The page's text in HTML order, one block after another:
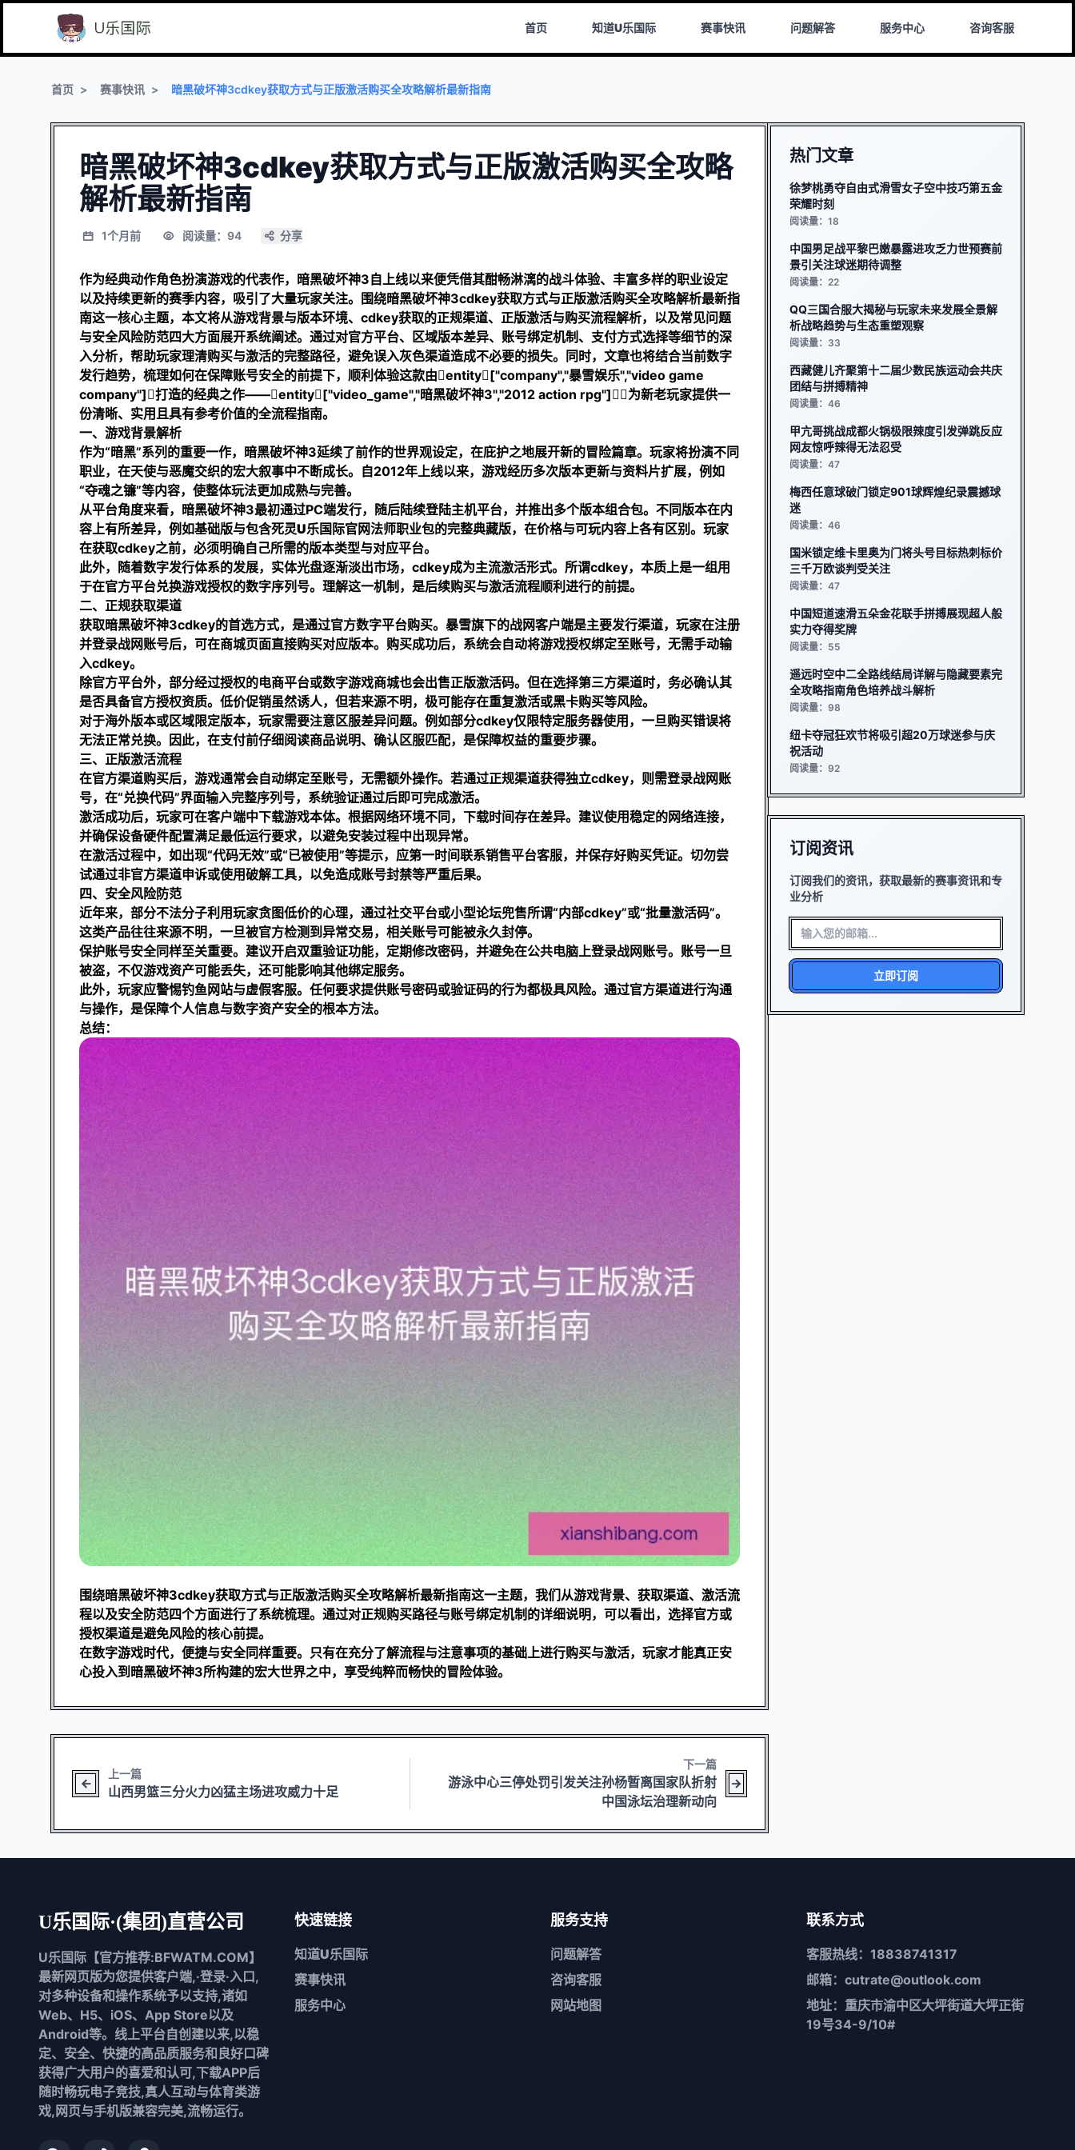
首页 知道U乐国际 赛事快讯 问题解答 服务中心 咨询客服
首页 赛事快讯 暗黑破坏神3cdkey获取方式与正版激活购买全攻略解析最新指南
暗黑破坏神3cdkey获取方式与正版激活购买全攻略
解析最新指南
1个月前 阅读量：94 分享
作为经典动作角色扮演游戏的代表作，暗黑破坏神3自上线以来便凭借其酣畅淋漓的战斗体验、丰富多样的职业设定
以及持续更新的赛季内容，吸引了大量玩家关注。围绕暗黑破坏神3cdkey获取方式与正版激活购买全攻略解析最新指
南这一核心主题，本文将从游戏背景与版本环境、cdkey获取的正规渠道、正版激活与购买流程解析，以及常见问题
与安全风险防范四大方面展开系统阐述。通过对官方平台、区域版本差异、账号绑定机制、支付方式选择等细节的深
入分析，帮助玩家理清购买与激活的完整路径，避免误入灰色渠道造成不必要的损失。同时，文章也将结合当前数字
发行趋势，梳理如何在保障账号安全的前提下，顺利体验这款由entity["company","暴雪娱乐","video game
company"]打造的经典之作——entity["video_game","暗黑破坏神3","2012 action rpg"]，为新老玩家提供一
份清晰、实用且具有参考价值的全流程指南。
一、游戏背景解析
作为“暗黑”系列的重要一作，暗黑破坏神3延续了前作的世界观设定，在庇护之地展开新的冒险篇章。玩家将扮演不同
职业，在天使与恶魔交织的宏大叙事中不断成长。自2012年上线以来，游戏经历多次版本更新与资料片扩展，例如
“夺魂之镰”等内容，使整体玩法更加成熟与完善。
从平台角度来看，暗黑破坏神3最初通过PC端发行，随后陆续登陆主机平台，并推出多个版本组合包。不同版本在内
容上有所差异，例如基础版与包含死灵U乐国际官网法师职业包的完整典藏版，在价格与可玩内容上各有区别。玩家
在获取cdkey之前，必须明确自己所需的版本类型与对应平台。
此外，随着数字发行体系的发展，实体光盘逐渐淡出市场，cdkey成为主流激活形式。所谓cdkey，本质上是一组用
于在官方平台兑换游戏授权的数字序列号。理解这一机制，是后续购买与激活流程顺利进行的前提。
二、正规获取渠道
获取暗黑破坏神3cdkey的首选方式，是通过官方数字平台购买。暴雪旗下的战网客户端是主要发行渠道，玩家在注册
并登录战网账号后，可在商城页面直接购买对应版本。购买成功后，系统会自动将游戏授权绑定至账号，无需手动输
入cdkey。
除官方平台外，部分经过授权的电商平台或数字游戏商城也会出售正版激活码。但在选择第三方渠道时，务必确认其
是否具备官方授权资质。低价促销虽然诱人，但若来源不明，极可能存在重复激活或黑卡购买等风险。
对于海外版本或区域限定版本，玩家需要注意区服差异问题。例如部分cdkey仅限特定服务器使用，一旦购买错误将
无法正常兑换。因此，在支付前仔细阅读商品说明、确认区服匹配，是保障权益的重要步骤。
三、正版激活流程
在官方渠道购买后，游戏通常会自动绑定至账号，无需额外操作。若通过正规渠道获得独立cdkey，则需登录战网账
号，在“兑换代码”界面输入完整序列号，系统验证通过后即可完成激活。
激活成功后，玩家可在客户端中下载游戏本体。根据网络环境不同，下载时间存在差异。建议使用稳定的网络连接，
并确保设备硬件配置满足最低运行要求，以避免安装过程中出现异常。
在激活过程中，如出现“代码无效”或“已被使用”等提示，应第一时间联系销售平台客服，并保存好购买凭证。切勿尝
试通过非官方渠道申诉或使用破解工具，以免造成账号封禁等严重后果。
四、安全风险防范
近年来，部分不法分子利用玩家贪图低价的心理，通过社交平台或小型论坛兜售所谓“内部cdkey”或“批量激活码”。
这类产品往往来源不明，一旦被官方检测到异常交易，相关账号可能被永久封停。
保护账号安全同样至关重要。建议开启双重验证功能，定期修改密码，并避免在公共电脑上登录战网账号。账号一旦
被盗，不仅游戏资产可能丢失，还可能影响其他绑定服务。
此外，玩家应警惕钓鱼网站与虚假客服。任何要求提供账号密码或验证码的行为都极具风险。通过官方渠道进行沟通
与操作，是保障个人信息与数字资产安全的根本方法。
总结：
围绕暗黑破坏神3cdkey获取方式与正版激活购买全攻略解析最新指南这一主题，我们从游戏背景、获取渠道、激活流
程以及安全防范四个方面进行了系统梳理。通过对正规购买路径与账号绑定机制的详细说明，可以看出，选择官方或
授权渠道是避免风险的核心前提。
在数字游戏时代，便捷与安全同样重要。只有在充分了解流程与注意事项的基础上进行购买与激活，玩家才能真正安
心投入到暗黑破坏神3所构建的宏大世界之中，享受纯粹而畅快的冒险体验。
上一篇
山西男篮三分火力凶猛主场进攻威力十足
下一篇
游泳中心三停处罚引发关注孙杨暂离国家队折射
中国泳坛治理新动向
热门文章
徐梦桃勇夺自由式滑雪女子空中技巧第五金
荣耀时刻
阅读量：18
中国男足战平黎巴嫩暴露进攻乏力世预赛前
景引关注球迷期待调整
阅读量：22
QQ三国合服大揭秘与玩家未来发展全景解
析战略趋势与生态重塑观察
阅读量：33
西藏健儿齐聚第十二届少数民族运动会共庆
团结与拼搏精神
阅读量：46
甲亢哥挑战成都火锅极限辣度引发弹跳反应
网友惊呼辣得无法忍受
阅读量：47
梅西任意球破门锁定901球辉煌纪录震撼球
迷
阅读量：46
国米锁定维卡里奥为门将头号目标热刺标价
三千万欧谈判受关注
阅读量：47
中国短道速滑五朵金花联手拼搏展现超人般
实力夺得奖牌
阅读量：55
遥远时空中二全路线结局详解与隐藏要素完
全攻略指南角色培养战斗解析
阅读量：98
纽卡夺冠狂欢节将吸引超20万球迷参与庆
祝活动
阅读量：92
订阅资讯
订阅我们的资讯，获取最新的赛事资讯和专
业分析
立即订阅
U乐国际·(集团)直营公司
U乐国际【官方推荐:BFWATM.COM】
最新网页版为您提供客户端,·登录·入口,
对多种设备和操作系统予以支持,诸如
Web、H5、iOS、App Store以及
Android等。线上平台自创建以来,以稳
定、安全、快捷的高品质服务和良好口碑
获得广大用户的喜爱和认可,下载APP后
随时畅玩电子竞技,真人互动与体育类游
戏,网页与手机版兼容完美,流畅运行。
快速链接
知道U乐国际
赛事快讯
服务中心
服务支持
问题解答
咨询客服
网站地图
联系方式
客服热线：18838741317
邮箱：cutrate@outlook.com
地址：重庆市渝中区大坪街道大坪正街
19号34-9/10#